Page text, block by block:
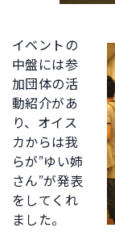
イベントの
中盤には参
加団体の活
動紹介があ
り、オイス
カからは我
らが”ゆい姉
さん”が発表
をしてくれ
ました。